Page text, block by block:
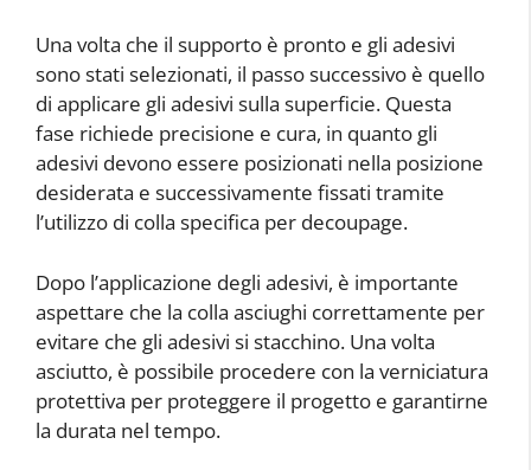
Una volta che il supporto è pronto e gli adesivi
sono stati selezionati, il passo successivo è quello
di applicare gli adesivi sulla superficie. Questa
fase richiede precisione e cura, in quanto gli
adesivi devono essere posizionati nella posizione
desiderata e successivamente fissati tramite
l’utilizzo di colla specifica per decoupage.
Dopo l’applicazione degli adesivi, è importante
aspettare che la colla asciughi correttamente per
evitare che gli adesivi si stacchino. Una volta
asciutto, è possibile procedere con la verniciatura
protettiva per proteggere il progetto e garantirne
la durata nel tempo.